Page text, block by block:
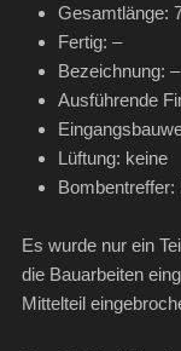
Gesamtlänge:
Fertig: –
Bezeichnung: –
Ausführende
Lüftung: keine
Bombentreffer:
Es wurde nur ein
die Bauarbeiten
Mittelteil